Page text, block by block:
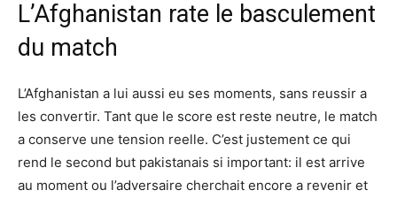
L’Afghanistan rate le basculement
du match
L’Afghanistan a lui aussi eu ses moments, sans reussir a
les convertir. Tant que le score est reste neutre, le match
a conserve une tension reelle. C’est justement ce qui
rend le second but pakistanais si important: il est arrive
au moment ou l’adversaire cherchait encore a revenir et